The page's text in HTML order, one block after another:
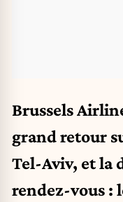
Brussels
grand retour
Tel-Aviv, et la
rendez-vous :